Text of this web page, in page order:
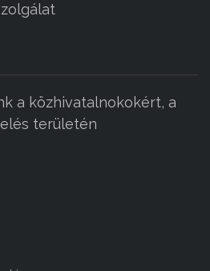
a közhivatalnokokért, a
területén